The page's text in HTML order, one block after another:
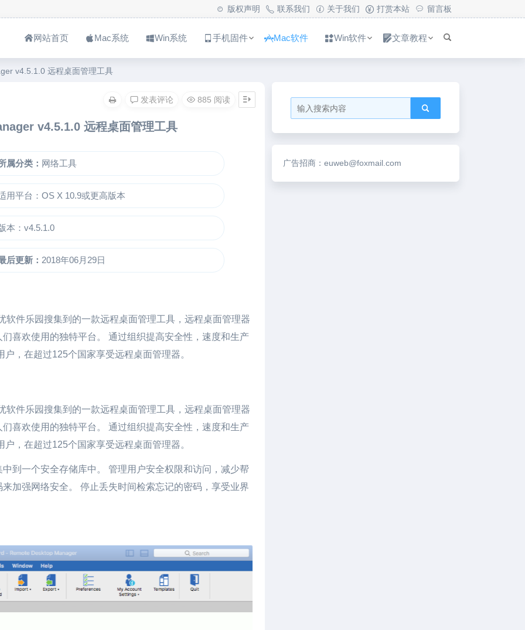
版权声明 联系我们 关于我们 打赏本站 留言板
网站首页 Mac系统 Win系统 手机固件 Mac软件 Win软件 文章教程
v4.5.1.0 远程桌面管理工具
v4.5.1.0 远程桌面管理工具
属分类： 网络工具
用平台：OS X 10.9或更高版本
本：v4.5.1.0
后更新： 2018年06月29日
软件乐园搜集到的一款远程桌面管理工具，远程桌面管理器
喜欢使用的独特平台。 通过组织提高安全性，速度和生产
，在超过125个国家享受远程桌面管理器。
软件乐园搜集到的一款远程桌面管理工具，远程桌面管理器
喜欢使用的独特平台。 通过组织提高安全性，速度和生产
，在超过125个国家享受远程桌面管理器。
到一个安全存储库中。 管理用户安全权限和访问，减少帮
加强网络安全。 停止丢失时间检索忘记的密码，享受业界
发表评论 885 阅读
广告招商：euweb@foxmail.com